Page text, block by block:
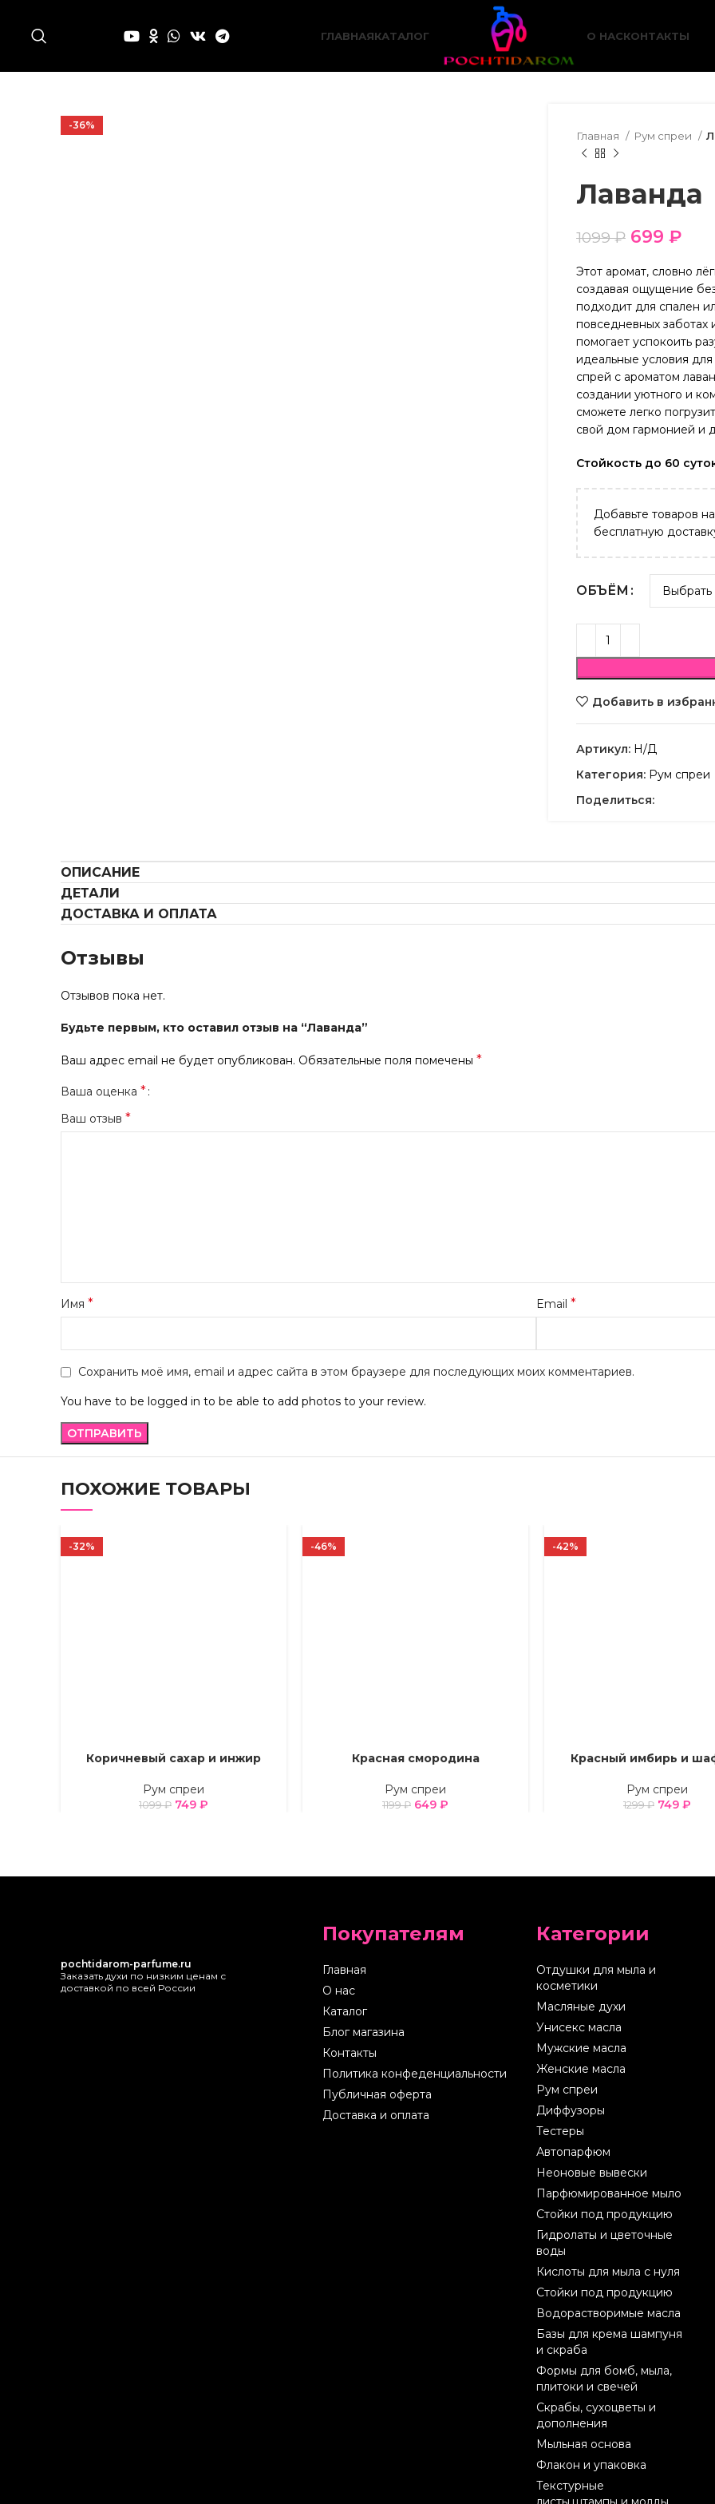
ГЛАВНАЯКАТАЛОГ О НАСКОНТАКТЫ
-36%
Главная Рум спреи
Лаванда
1099₽ 699 ₽
Этот аромат, словно
создавая ощущение
подходит для спален
повседневных заботах
помогает успокоить
идеальные условия
спрей с ароматом
создании уютного и
сможете легко
свой дом гармонией и
Стойкость до 60
Добавьте товаров
бесплатную
ОБЪЁМ
Добавить в
Артикул: Н/Д
Категория: Рум спреи
Поделиться:
ОПИСАНИЕ
ДЕТАЛИ
ДОСТАВКА И ОПЛАТА
Отзывы
Отзывов пока нет.
Будьте первым, кто оставил отзыв на “Лаванда”
Ваш адрес email не будет опубликован. Обязательные поля помечены *
Ваша оценка *
Ваш отзыв *
Имя * Email *
Сохранить моё имя, email и адрес сайта в этом браузере для последующих моих комментариев.
You have to be logged in to be able to add photos to your review.
ПОХОЖИЕ ТОВАРЫ
-32%
ВЫБЕРИТЕ ПАРАМЕТРЫ
Коричневый сахар и инжир
Рум спреи
1099₽ 749 ₽
-46%
ВЫБЕРИТЕ ПАРАМЕТРЫ
Красная смородина
Рум спреи
1199₽ 649 ₽
-42%
ВЫБЕРИТЕ ПАРАМЕТРЫ
Красный имбирь и
Рум спреи
1299₽ 749 ₽
pochtidarom-parfume.ru
Заказать духи по низким ценам с
доставкой по всей России
Покупателям
Главная
О нас
Каталог
Блог магазина
Контакты
Политика конфеденциальности
Публичная оферта
Доставка и оплата
Категории
Отдушки для мыла и
косметики
Масляные духи
Унисекс масла
Мужские масла
Женские масла
Рум спреи
Диффузоры
Тестеры
Автопарфюм
Неоновые вывески
Парфюмированное мыло
Стойки под продукцию
Гидролаты и цветочные
воды
Кислоты для мыла с нуля
Стойки под продукцию
Водорастворимые масла
Базы для крема шампуня
и скраба
Формы для бомб, мыла,
плитоки и свечей
Скрабы, сухоцветы и
дополнения
Мыльная основа
Флакон и упаковка
Текстурные